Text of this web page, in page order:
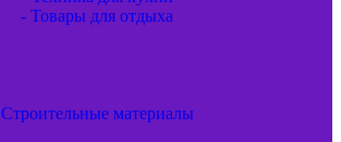
- Товары для отдыха
Строительные материалы